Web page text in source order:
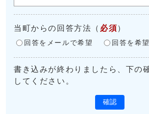
当町からの回答方法 （ 必須 ）
回答をメールで希望 回答を希
書き込みが終わりましたら、下の
してください。
確認